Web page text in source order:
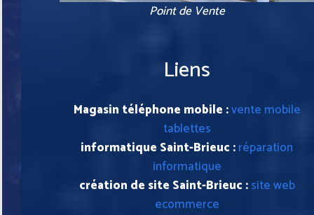
Point de Vente
Liens
Magasin téléphone mobile :vente mobile
tablettes
informatique Saint-Brieuc :réparation
informatique
création de site Saint-Brieuc :site web
ecommerce